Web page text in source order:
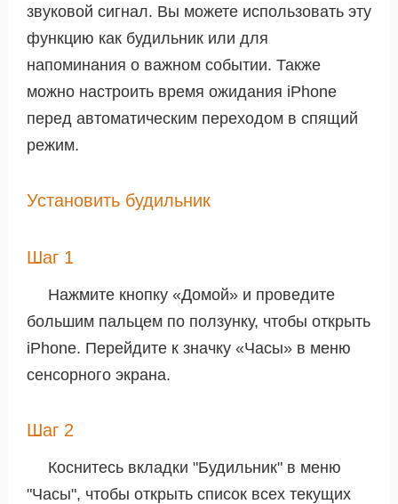
звуковой сигнал. Вы можете использовать эту
функцию как будильник или для
напоминания о важном событии. Также
можно настроить время ожидания iPhone
перед автоматическим переходом в спящий
режим.
Установить будильник
Шаг 1
Нажмите кнопку «Домой» и проведите
большим пальцем по ползунку, чтобы открыть
iPhone. Перейдите к значку «Часы» в меню
сенсорного экрана.
Шаг 2
Коснитесь вкладки "Будильник" в меню
"Часы", чтобы открыть список всех текущих